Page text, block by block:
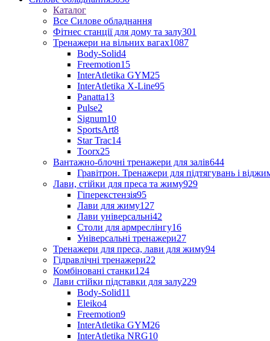
Каталог
Все Силове обладнання
Фітнес станції для дому та залу301
Тренажери на вільних вагах1087
Body-Solid4
Freemotion15
InterAtletika GYM25
InterAtletika X-Line95
Panatta13
Pulse2
Signum10
SportsArt8
Star Trac14
Toorx25
Вантажно-блочні тренажери для залів644
Гравітрон. Тренажери для підтягувань і
Лави, стійки для преса та жиму929
Гіперекстензія95
Лави для жиму127
Лави універсальні42
Столи для армреслінгу16
Універсальні тренажери27
Тренажери для преса, лави для жиму94
Гідравлічні тренажери22
Комбіновані станки124
Лави стійки підставки для залу229
Body-Solid11
Eleiko4
Freemotion9
InterAtletika GYM26
InterAtletika NRG10